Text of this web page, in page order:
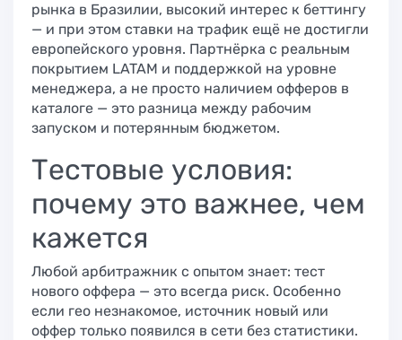
рынка в Бразилии, высокий интерес к беттингу
— и при этом ставки на трафик ещё не достигли
европейского уровня. Партнёрка с реальным
покрытием LATAM и поддержкой на уровне
менеджера, а не просто наличием офферов в
каталоге — это разница между рабочим
запуском и потерянным бюджетом.
Тестовые условия:
почему это важнее, чем
кажется
Любой арбитражник с опытом знает: тест
нового оффера — это всегда риск. Особенно
если гео незнакомое, источник новый или
оффер только появился в сети без статистики.